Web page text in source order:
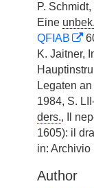
P.
Eine unbek.
QFIAB
K. Jaitner,
Legaten an
1984, S.
ders., Il
1605): il
in: Archivio
Author